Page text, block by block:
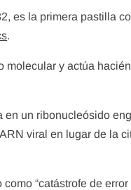
es la primera pastilla
.
y actúa
en un ribonucleósido
viral en lugar de la
“catástrofe de